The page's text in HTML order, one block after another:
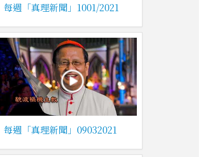
每週「真理新聞」1001/2021
每週「真理新聞」09032021